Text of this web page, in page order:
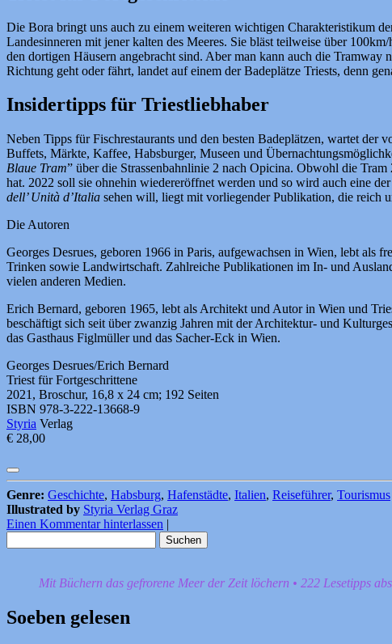
Die Bora bringt uns auch zu einem weiteren wichtigen Charakteristikum
Landesinneren mit jener kalten des Meeres. Sie bläst teilweise über
den dortigen Häusern angebracht sind. Aber man kann auch die
Richtung geht oder fährt, landet auf einem der Badeplätze Triests, denn
Insidertipps für Triestliebhaber
Neben Tipps für Fischrestaurants und den besten Badeplätzen, wartet
Buffets, Märkte, Kaffee, Habsburger, Museen und
Blaue Tram” über die Strassenbahnlinie 2 nach Opicina. Obwohl die
hat. 2022 soll sie ohnehin wiedereröffnet werden und so wird auch eine
dell’ Unità d’Italia sehen will, liegt mit vorliegender Publikation, die reich
Die Autoren
Georges Desrues, geboren 1966 in Paris, aufgewachsen in Wien, lebt als
Trinken sowie Landwirtschaft. Zahlreiche Publikationen im In- und
vielen anderen Medien.
Erich Bernard, geboren 1965, lebt als Architekt und Autor in Wien und
beschäftigt sich seit über zwanzig Jahren mit der Architektur- und
das Gasthaus Figlmüller und das Sacher-Eck in Wien.
Georges Desrues/Erich Bernard
Triest für Fortgeschrittene
2021, Broschur, 16,8 x 24 cm; 192 Seiten
ISBN 978-3-222-13668-9
Styria Verlag
€ 28,00
Genre: Geschichte, Habsburg, Hafenstädte, Italien, Reiseführer, Tourismus
Illustrated by Styria Verlag Graz
Einen Kommentar hinterlassen |
nach:
Mit Büchern das gefrorene Meer der Zeit löchern • 222 Lesetipps
Soeben gelesen